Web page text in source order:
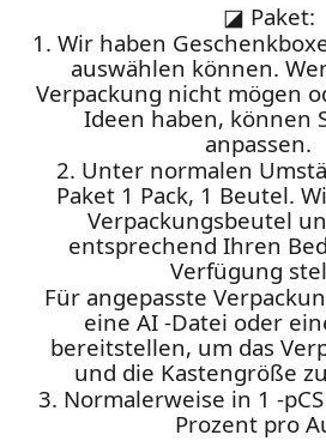
◪ Paket:
1. Wir haben
auswählen können.
Verpackung nicht mögen
Ideen haben, können
anpassen.
2. Unter normalen
Paket 1 Pack, 1 Beutel.
Verpackungsbeutel
entsprechend Ihren
Verfügung
Für angepasste
eine AI -Datei oder
bereitstellen, um das
und die Kastengröße
3. Normalerweise in 1 -
Prozent pro